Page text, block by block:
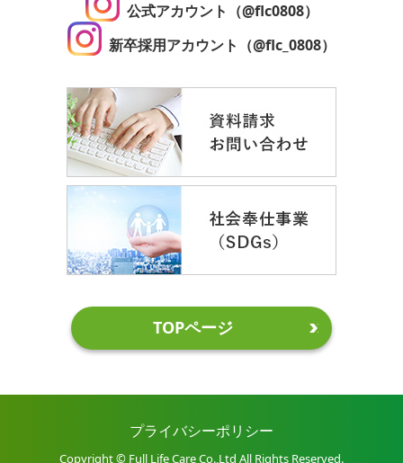
公式アカウント（@flc0808）
新卒採用アカウント（@flc_0808）
TOPページ
プライバシーポリシー
Copyright © Full Life Care Co.,Ltd All Rights Reserved.